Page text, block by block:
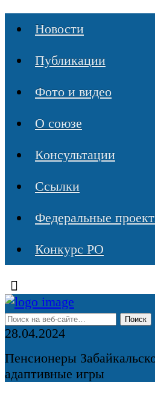
Новости
Публикации
Фото и видео
О союзе
Консультации
Ссылки
Федеральные
Конкурс РО
28.04.2024
Пенсионеры
адаптивные игры